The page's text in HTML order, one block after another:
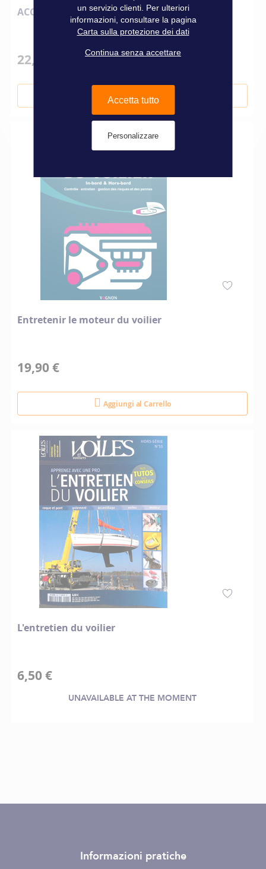
ACCASTILLAGE DI PONTE - LE GUIDA ILLUSTRÉ
22,90 €
Aggiungi al Carrello
Entretenir le moteur du voilier
19,90 €
Aggiungi al Carrello
L'entretien du voilier
6,50 €
UNAVAILABLE AT THE MOMENT
Informazioni pratiche
un servizio clienti. Per ulteriori
informazioni, consultare la pagina
Carta sulla protezione dei dati
Continua senza accettare
Accetta tutto
Personalizzare